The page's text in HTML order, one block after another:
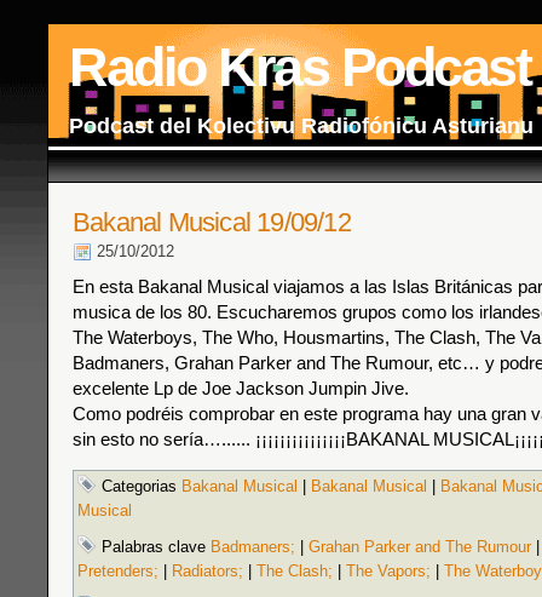
Radio Kras Podcast
Podcast del Kolectivu Radiofónicu Asturianu
Bakanal Musical 19/09/12
25/10/2012
En esta Bakanal Musical viajamos a las Islas Británicas
musica de los 80. Escucharemos grupos como los
The Waterboys, The Who, Housmartins, The Clash, The
Badmaners, Grahan Parker and The Rumour, etc… y
excelente Lp de Joe Jackson Jumpin Jive.
Como podréis comprobar en este programa hay una gran
sin esto no sería…...... ¡¡¡¡¡¡¡¡¡¡¡¡¡¡¡BAKANAL
Categorias Bakanal Musical Bakanal Musical
Bakanal
Musical
Palabras clave Badmaners; Grahan Parker and The Rumour
Pretenders;
Radiators; The Clash; The Vapors;
The